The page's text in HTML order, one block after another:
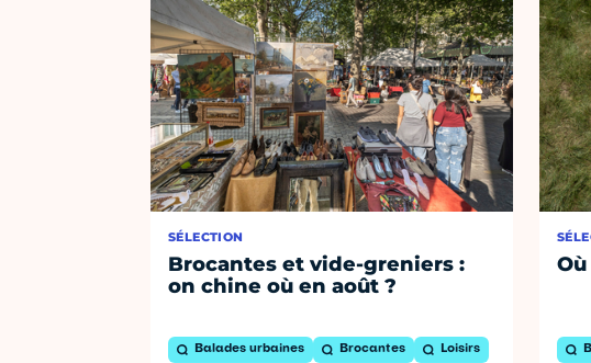
SÉLECTION
Brocantes et vide-greniers :
on chine où en août ?
Balades urbaines Brocantes Loisirs